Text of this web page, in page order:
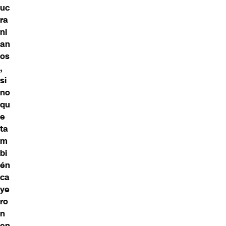
uc
ra
ni
an
os
,
si
no
qu
e
ta
m
bi
én
ca
ye
ro
n